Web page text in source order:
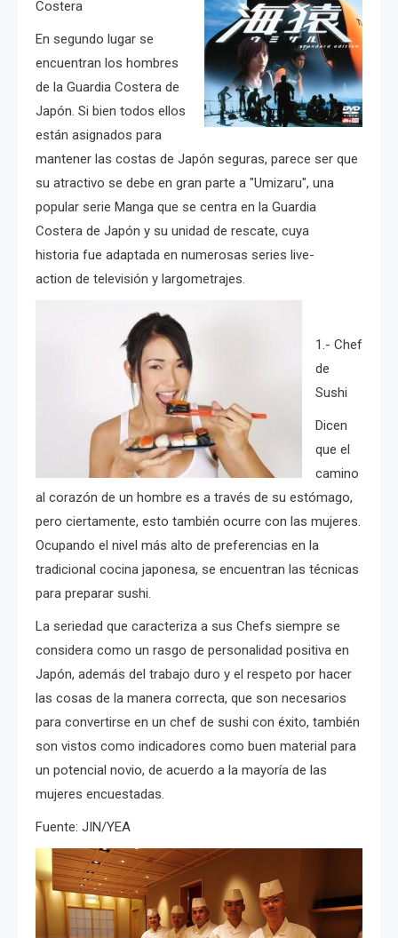
Costera
En segundo lugar se
encuentran los hombres
de la Guardia Costera de
Japón. Si bien todos ellos
están asignados para ​
mantener las costas de Japón seguras, parece ser que
su atractivo se debe en gran parte a "Umizaru", una
popular serie Manga que se centra en la Guardia
Costera de Japón y su unidad de rescate, cuya
historia fue adaptada en numerosas series live-
action de televisión y largometrajes.
1.- Chef
de
Sushi
Dicen
que el
camino
al corazón de un hombre es a través de su estómago,
pero ciertamente, esto también ocurre con las mujeres.
Ocupando el nivel más alto de preferencias en la
tradicional cocina japonesa, se encuentran las técnicas
para preparar sushi.
La seriedad que caracteriza a sus Chefs siempre se
considera como un rasgo de personalidad positiva en
Japón, además del trabajo duro y el respeto por hacer
las cosas de la manera correcta, que son necesarios
para convertirse en un chef de sushi con éxito, también
son vistos como indicadores como buen material para
un potencial novio, de acuerdo a la mayoría de las
mujeres encuestadas.
Fuente: JIN/YEA